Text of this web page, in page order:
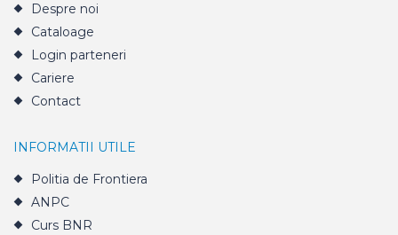
Despre noi
Cataloage
Login parteneri
Cariere
Contact
INFORMATII UTILE
Politia de Frontiera
ANPC
Curs BNR